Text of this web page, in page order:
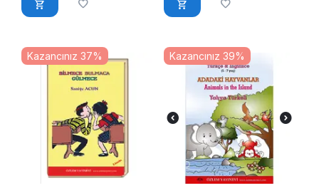
Kazancınız 37% Kazancınız 39%